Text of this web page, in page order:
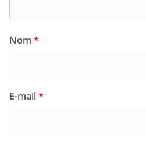
Nom *
E-mail*